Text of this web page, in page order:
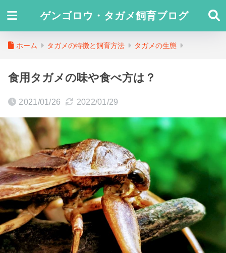
ゲンゴロウ・タガメ飼育ブログ
ホーム タガメの特徴と飼育方法 タガメの生態
食用タガメの味や食べ方は？
2021/01/26 2022/01/29